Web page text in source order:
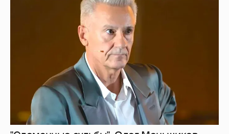
"Сломанные судьбы". Олег Меньшиков
призвал закрыть неэффективные
театральные вузы в России